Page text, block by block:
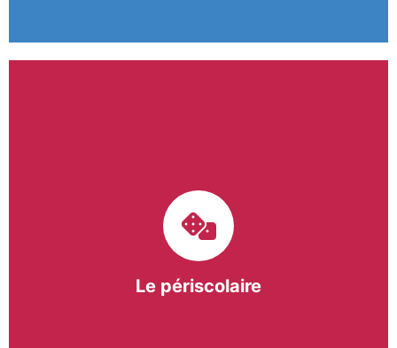
Le périscolaire
bergeracois. A travers les Temps d’Activités
Périscolaires (TAP) et les Pauses Méridiennes, nous
apportons une réponse adaptée et individualisée